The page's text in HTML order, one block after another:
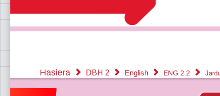
Hasiera DBH 2 English ENG 2.2